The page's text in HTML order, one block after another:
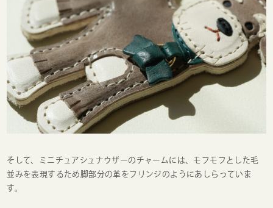
そして、ミニチュアシュナウザーのチャームには、モフモフとした毛
並みを表現するため脚部分の革をフリンジのようにあしらっていま
す。